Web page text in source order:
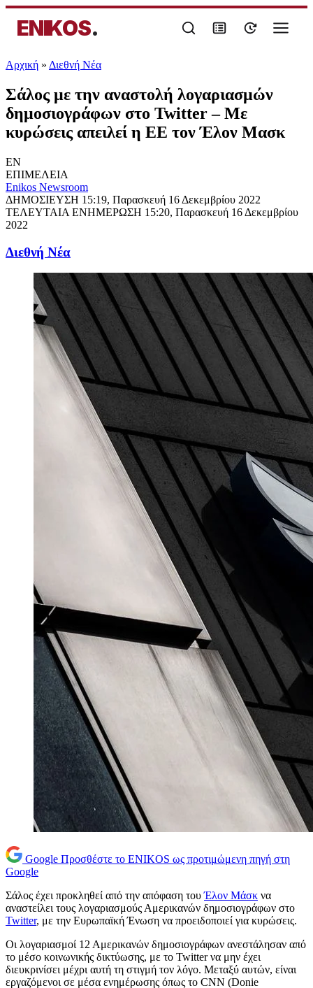
ENIKOS.
Αρχική » Διεθνή Νέα
Σάλος με την αναστολή λογαριασμών
δημοσιογράφων στο Twitter – Με
κυρώσεις απειλεί η ΕΕ τον Έλον Μασκ
EN
ΕΠΙΜΕΛΕΙΑ
Enikos Newsroom
ΔΗΜΟΣΙΕΥΣΗ 15:19, Παρασκευή 16 Δεκεμβρίου 2022
ΤΕΛΕΥΤΑΙΑ ΕΝΗΜΕΡΩΣΗ 15:20, Παρασκευή 16 Δεκεμβρίου
2022
Διεθνή Νέα
Google Προσθέστε το ENIKOS ως προτιμώμενη πηγή στη
Google
Σάλος έχει προκληθεί από την απόφαση τουΈλον Μάσκ να
αναστείλει τους λογαριασμούς Αμερικανών δημοσιογράφων στο
Twitter, με την Ευρωπαϊκή Ένωση να προειδοποιεί για κυρώσεις.
Οι λογαριασμοί 12 Αμερικανών δημοσιογράφων ανεστάλησαν από
το μέσο κοινωνικής δικτύωσης, με το Twitter να μην έχει
διευκρινίσει μέχρι αυτή τη στιγμή τον λόγο. Μεταξύ αυτών, είναι
εργαζόμενοι σε μέσα ενημέρωσης όπως το CNN (Donie